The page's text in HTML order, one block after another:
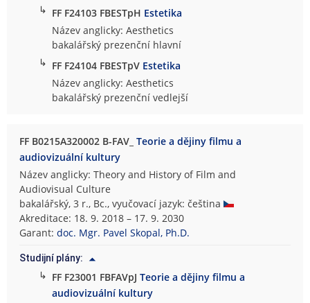
↳ FF F24103 FBESTpH Estetika
Název anglicky: Aesthetics
bakalářský prezenční hlavní
↳ FF F24104 FBESTpV Estetika
Název anglicky: Aesthetics
bakalářský prezenční vedlejší
FF B0215A320002 B-FAV_Teorie a dějiny filmu a
audiovizuální kultury
Název anglicky: Theory and History of Film and
Audiovisual Culture
bakalářský, 3 r., Bc., vyučovací jazyk: čeština
Akreditace: 18. 9. 2018 – 17. 9. 2030
Garant:doc. Mgr. Pavel Skopal, Ph.D.
Studijní plány:
↳ FF F23001 FBFAVpJTeorie a dějiny filmu a
audiovizuální kultury